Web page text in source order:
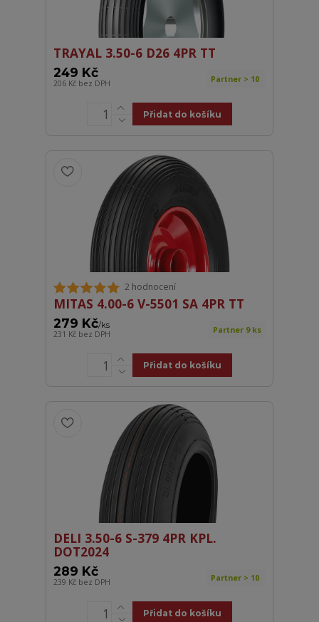
TRAYAL 3.50-6 D26 4PR TT
249 Kč
206 Kč bez DPH Partner > 10
Přidat do košíku
2 hodnocení
MITAS 4.00-6 V-5501 SA 4PR TT
279 Kč/ks
231 Kč bez DPH Partner 9 ks
Přidat do košíku
DELI 3.50-6 S-379 4PR KPL.
DOT2024
289 Kč
239 Kč bez DPH Partner > 10
Přidat do košíku